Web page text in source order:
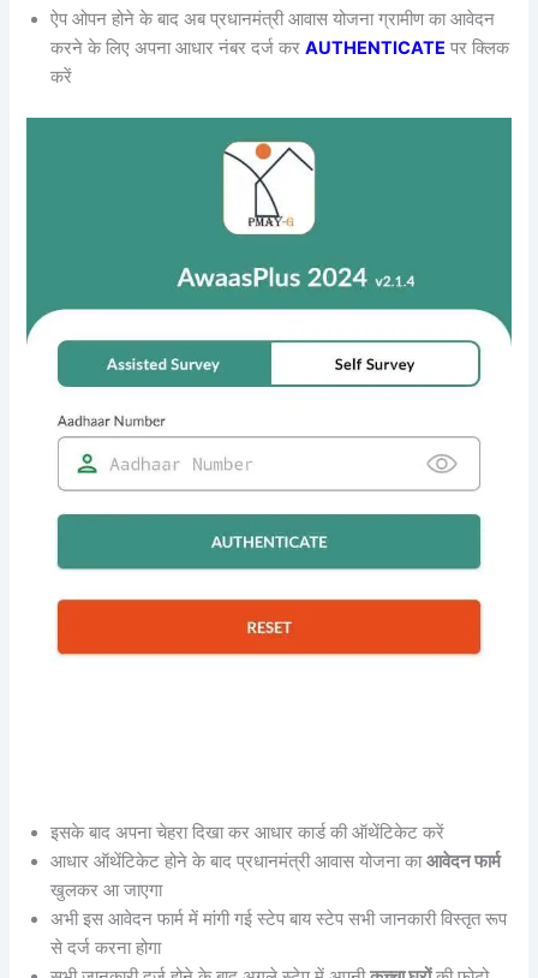
ऐप ओपन होने के बाद अब प्रधानमंत्री आवास योजना ग्रामीण का आवेदन
करने के लिए अपना आधार नंबर दर्ज करAUTHENTICATE पर क्लिक
करें
इसके बाद अपना चेहरा दिखा कर आधार कार्ड की ऑथेंटिकेट करें
आधार ऑथेंटिकेट होने के बाद प्रधानमंत्री आवास योजना काआवेदन फार्म
खुलकर आ जाएगा
अभी इस आवेदन फार्म में मांगी गई स्टेप बाय स्टेप सभी जानकारी विस्तृत रूप
से दर्ज करना होगा